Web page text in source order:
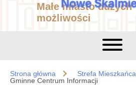
Małe miasto dużych
możliwości
Strona główna
Strefa Mieszkańca
Gminne Centrum Informacji